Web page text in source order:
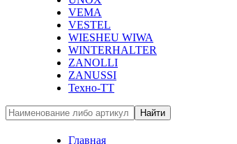
VEMA
VESTEL
WIESHEU WIWA
WINTERHALTER
ZANOLLI
ZANUSSI
Техно-ТТ
Найти
Главная